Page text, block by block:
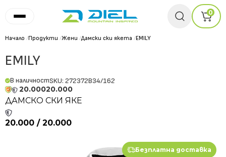
0
Начало /Продукти /Жени /Дамски ски якета /EMILY
EMILY
В наличностSKU: 272372B34/162
20.00020.000
ДАМСКО СКИ ЯКЕ
20.000 / 20.000
Безплатна доставка